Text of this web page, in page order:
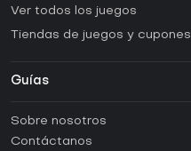
Ver todos los juegos
Tiendas de juegos y cupones
Guías
Guías y tutoriales
Sobre nosotros
Contáctanos